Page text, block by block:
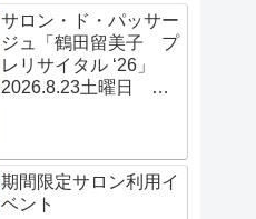
サロン・ド・パッサー
ジュ「鶴田留美子 プ
レリサイタル ‘26」
2026.8.23土曜日
期間限定サロン利用イ
ベント